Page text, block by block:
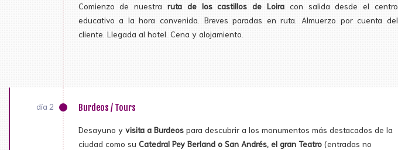
Comienzo de nuestraruta de los castillos de Loiracon salida desde el centro
educativo a la hora convenida. Breves paradas en ruta. Almuerzo por cuenta del
cliente. Llegada al hotel. Cena y alojamiento.
día 2 Burdeos / Tours
Desayuno y visita a Burdeospara descubrir a los monumentos más destacados de la
ciudad como su Catedral Pey Berland o San Andrés, el gran Teatro (entradas no